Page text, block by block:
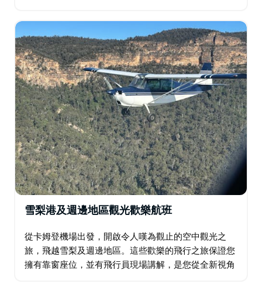
完美之選，讓您腎上腺素飆升…
雪梨港及週邊地區觀光歡樂航班
從卡姆登機場出發，開啟令人嘆為觀止的空中觀光之
旅，飛越雪梨及週邊地區。這些歡樂的飛行之旅保證您
擁有靠窗座位，並有飛行員現場講解，是您從全新視角